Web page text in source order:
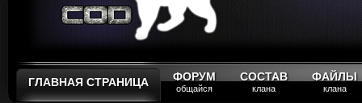
ГЛАВНАЯ СТРАНИЦА ФОРУМ
общайся
СОСТАВ
клана
ФАЙЛЫ
клана